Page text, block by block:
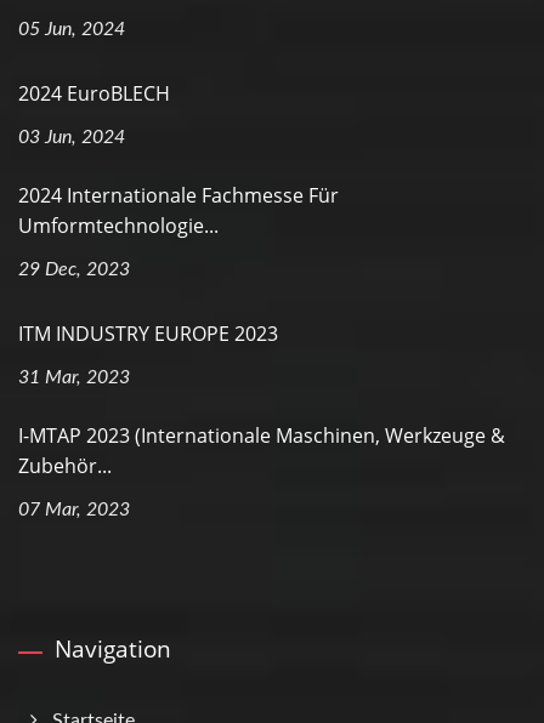
05 Jun, 2024
2024 EuroBLECH
03 Jun, 2024
2024 Internationale Fachmesse Für
Umformtechnologie...
29 Dec, 2023
ITM INDUSTRY EUROPE 2023
31 Mar, 2023
I-MTAP 2023 (Internationale Maschinen, Werkzeuge &
Zubehör...
07 Mar, 2023
Navigation